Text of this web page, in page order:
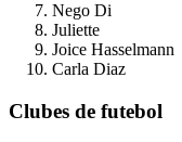
Nego Di
Juliette
Joice Hasselmann
Carla Diaz
Clubes de futebol